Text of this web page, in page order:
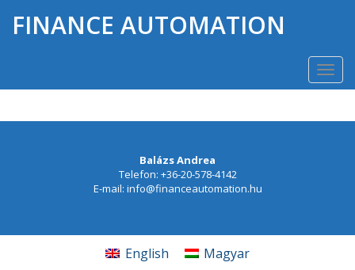
FINANCE AUTOMATION
Hogyan érhetem el azt, hogy a napi
excel rutinfeladatok ne vegyék el az
Balázs Andrea
Telefon: +36-20-578-4142
E-mail: info@financeautomation.hu
English Magyar